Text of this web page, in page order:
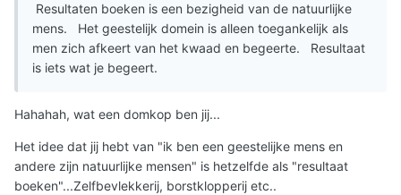
Resultaten boeken is een bezigheid van de natuurlijke
mens. Het geestelijk domein is alleen toegankelijk als
men zich afkeert van het kwaad en begeerte. Resultaat
is iets wat je begeert.
Hahahah, wat een domkop ben jij...
Het idee dat jij hebt van "ik ben een geestelijke mens en
andere zijn natuurlijke mensen" is hetzelfde als "resultaat
boeken"...Zelfbevlekkerij, borstklopperij etc..